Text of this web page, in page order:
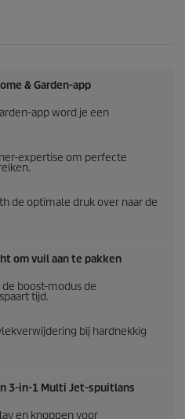
& Garden-app
app word je een
expertise om perfecte
de optimale druk over naar de
om vuil aan te pakken
boost-modus de
tijd.
bij hardnekkig
3-in-1 Multi Jet-spuitlans
en knoppen voor